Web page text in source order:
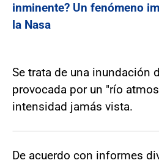
inminente? Un fenómeno
la Nasa
Se trata de una inundación
provocada por un "río
intensidad jamás vista.
De acuerdo con informes